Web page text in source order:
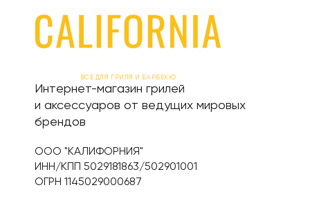
ВСЕ ДЛЯ ГРИЛЯ И БАРБЕКЮ
Интернет-магазин грилей
и аксессуаров от ведущих мировых
брендов
ООО "КАЛИФОРНИЯ"
ИНН/КПП 5029181863/502901001
ОГРН 1145029000687